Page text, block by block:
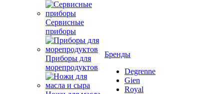
Сервисные
приборы
Приборы для
морепродуктов
Бренды
Degrenne
Gien
Royal